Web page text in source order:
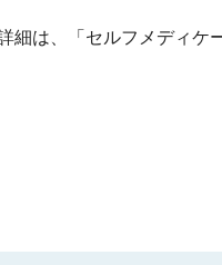
細は、「セルフメディケ